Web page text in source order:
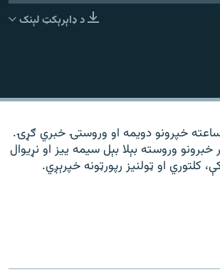
ټولې ووبپاڼې
د ډاېرېکټ لېنک
مشال راډیو د ۱۴ ساعته خپرونو دویمه او وروستۍ خبري ګړۍ.
وروسته بېلا بېل سیمه ییز او نړیوال
کلتوري او ټولنیز رپورټونه خپرېږي.